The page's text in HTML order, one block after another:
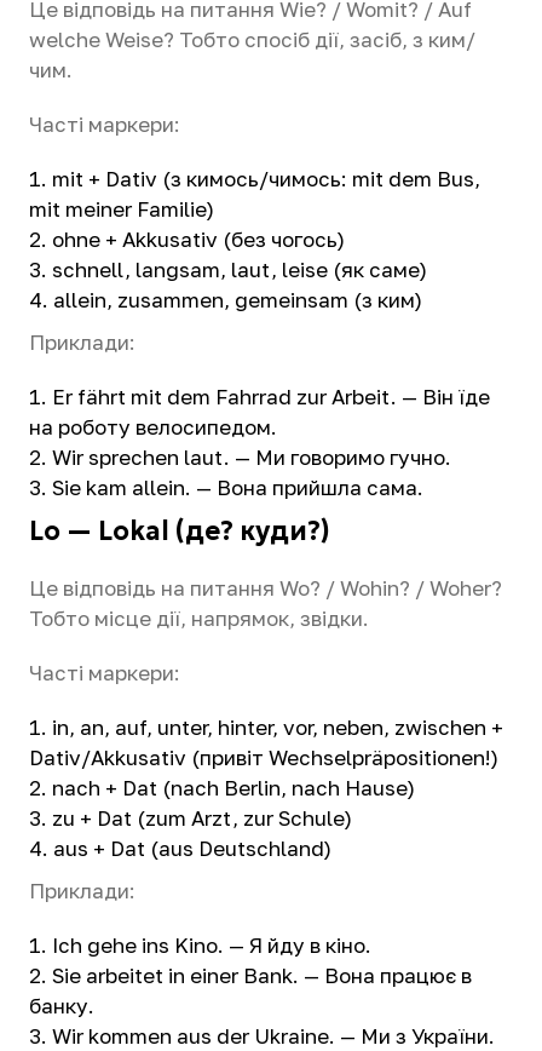
Це відповідь на питання Wie? / Womit? / Auf
welche Weise? Тобто спосіб дії, засіб, з ким/
чим.
Часті маркери:
mit + Dativ (з кимось/чимось: mit dem Bus,
mit meiner Familie)
ohne + Akkusativ (без чогось)
schnell, langsam, laut, leise (як саме)
allein, zusammen, gemeinsam (з ким)
Приклади:
Er fährt mit dem Fahrrad zur Arbeit. — Він їде
на роботу велосипедом.
Wir sprechen laut. — Ми говоримо гучно.
Sie kam allein. — Вона прийшла сама.
Lo — Lokal (де? куди?)
Це відповідь на питання Wo? / Wohin? / Woher?
Тобто місце дії, напрямок, звідки.
Часті маркери:
in, an, auf, unter, hinter, vor, neben, zwischen +
Dativ/Akkusativ (привіт Wechselpräpositionen!)
nach + Dat (nach Berlin, nach Hause)
zu + Dat (zum Arzt, zur Schule)
aus + Dat (aus Deutschland)
Приклади:
Ich gehe ins Kino. — Я йду в кіно.
Sie arbeitet in einer Bank. — Вона працює в
банку.
Wir kommen aus der Ukraine. — Ми з України.